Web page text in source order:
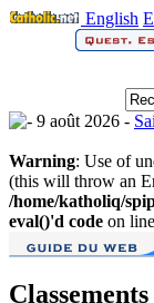
English
9 août 2026 -
Warning: Use of
(this will throw an
/home/katholiq/
eval()'d code on line
Classements